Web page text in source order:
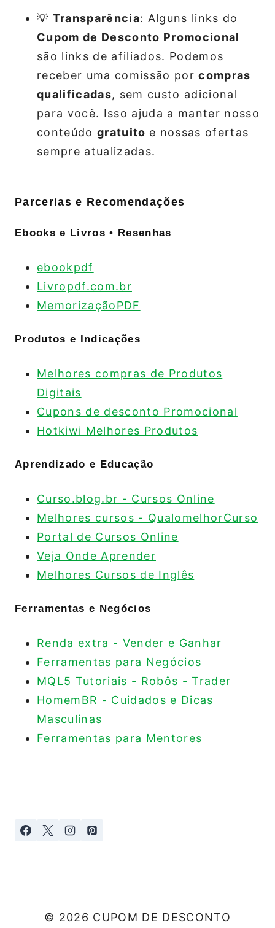
💡 Transparência: Alguns links do
Cupom de Desconto Promocional
são links de afiliados. Podemos
receber uma comissão porcompras
qualificadas, sem custo adicional
para você. Isso ajuda a manter nosso
conteúdo gratuito e nossas ofertas
sempre atualizadas.
Parcerias e Recomendações
Ebooks e Livros • Resenhas
ebookpdf
Livropdf.com.br
MemorizaçãoPDF
Produtos e Indicações
Melhores compras de Produtos
Digitais
Cupons de desconto Promocional
Hotkiwi Melhores Produtos
Aprendizado e Educação
Curso.blog.br - Cursos Online
Melhores cursos - QualomelhorCurso
Portal de Cursos Online
Veja Onde Aprender
Melhores Cursos de Inglês
Ferramentas e Negócios
Renda extra - Vender e Ganhar
Ferramentas para Negócios
MQL5 Tutoriais - Robôs - Trader
HomemBR - Cuidados e Dicas
Masculinas
Ferramentas para Mentores
© 2026 CUPOM DE DESCONTO